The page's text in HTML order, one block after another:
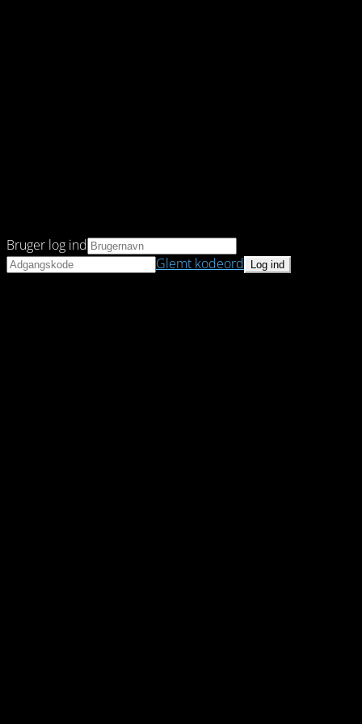
Bruger log ind
Glemt kodeord